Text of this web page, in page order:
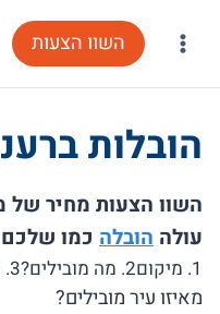
השוו הצעות
הובלות
השוו הצעות מחיר של
עולה הובלה כמו שלכם
1. מיקום 2. מה מובילים? 3. קבלו הצעות!
מאיזו עיר מובילים?